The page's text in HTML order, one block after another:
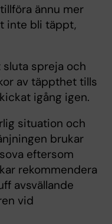
ännu mer
inte bli täppt,
spreja och
av täppthet tills
igång igen.
situation och
brukar
eftersom
rekommendera
avsvällande
vid